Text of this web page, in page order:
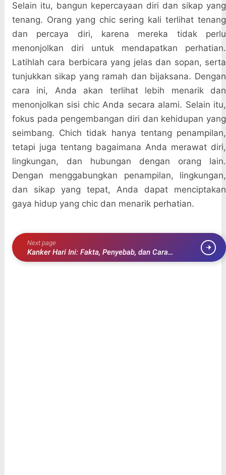
Selain itu, bangun kepercayaan diri dan sikap yang
tenang. Orang yang chic sering kali terlihat tenang
dan percaya diri, karena mereka tidak perlu
menonjolkan diri untuk mendapatkan perhatian.
Latihlah cara berbicara yang jelas dan sopan, serta
tunjukkan sikap yang ramah dan bijaksana. Dengan
cara ini, Anda akan terlihat lebih menarik dan
menonjolkan sisi chic Anda secara alami. Selain itu,
fokus pada pengembangan diri dan kehidupan yang
seimbang. Chich tidak hanya tentang penampilan,
tetapi juga tentang bagaimana Anda merawat diri,
lingkungan, dan hubungan dengan orang lain.
Dengan menggabungkan penampilan, lingkungan,
dan sikap yang tepat, Anda dapat menciptakan
gaya hidup yang chic dan menarik perhatian.
Next page
Kanker Hari Ini: Fakta, Penyebab, dan Cara
Pencegahan yang Perlu Diketahui